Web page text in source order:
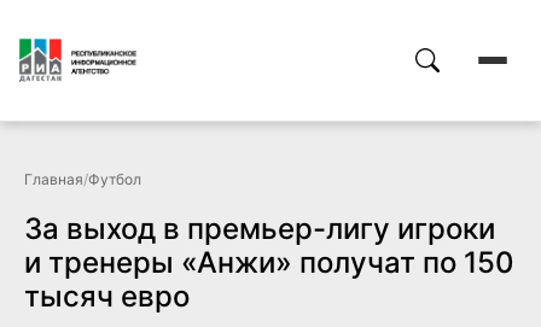
Главная/Футбол
За выход в премьер-лигу игроки
и тренеры «Анжи» получат по 150
тысяч евро